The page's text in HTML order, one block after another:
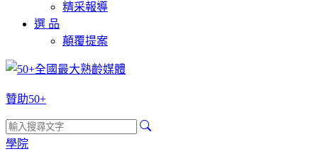
精采報導
選 品
顛覆提案
贊助50+
學院